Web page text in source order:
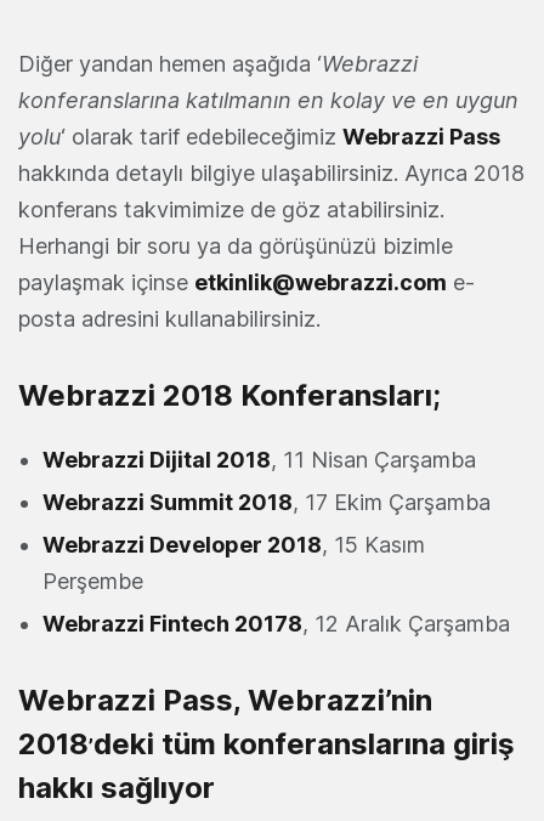
Diğer yandan hemen aşağıda ‘Webrazzi
konferanslarına katılmanın en kolay ve en uygun
yolu‘ olarak tarif edebileceğimiz Webrazzi Pass
hakkında detaylı bilgiye ulaşabilirsiniz. Ayrıca 2018
konferans takvimimize de göz atabilirsiniz.
Herhangi bir soru ya da görüşünüzü bizimle
paylaşmak içinse etkinlik@webrazzi.com e-
posta adresini kullanabilirsiniz.
Webrazzi 2018 Konferansları;
Webrazzi Dijital 2018, 11 Nisan Çarşamba
Webrazzi Summit 2018, 17 Ekim Çarşamba
Webrazzi Developer 2018, 15 Kasım
Perşembe
Webrazzi Fintech 20178, 12 Aralık Çarşamba
Webrazzi Pass, Webrazzi’nin
2018’deki tüm konferanslarına giriş
hakkı sağlıyor